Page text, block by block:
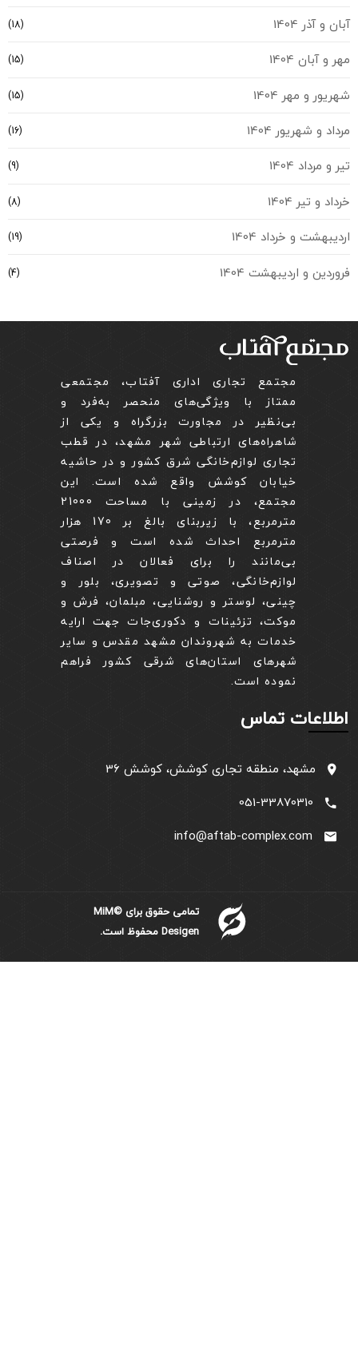
آبان و آذر 1404 (18)
مهر و آبان 1404 (15)
شهریور و مهر 1404 (15)
مرداد و شهریور 1404 (16)
تیر و مرداد 1404 (9)
خرداد و تیر 1404 (8)
اردیبهشت و خرداد 1404 (19)
فروردین و اردیبهشت 1404 (4)
مجتمع تجاری اداری آفتاب، مجتمعی
ممتاز با ویژگی‌های منحصر به‌فرد و
بی‌نظیر در مجاورت بزرگراه و یکی از
شاهراه‌های ارتباطی شهر مشهد، در قطب
تجاری لوازم‌خانگی شرق کشور و در حاشیه
خیابان کوشش واقع شده است. این
مجتمع، در زمینی با مساحت 21000
مترمربع، با زیربنای بالغ بر 1‌7‌0 هزار
متر‌مربع احداث شده است و فرصتی
بی‌مانند را برای فعالان در اصناف
لوازم‌خانگی، صوتی و تصویری، بلور و
چینی، لوستر و روشنایی، مبلمان، فرش و
موکت، تزئینات و دکوری‌جات جهت ارایه
خدمات به شهروندان مشهد مقدس و سایر
شهرهای استان‌های شرقی کشور فراهم
نموده است.
اطلاعات تماس
مشهد، منطقه تجاری کوشش، کوشش 36
051-33870310
info@aftab-complex.com
تمامی حقوق برای ©MiM
Desigen محفوظ است.